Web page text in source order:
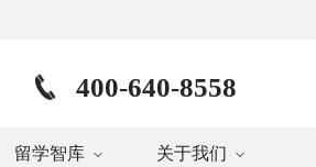
400-640-8558
留学智库 关于我们